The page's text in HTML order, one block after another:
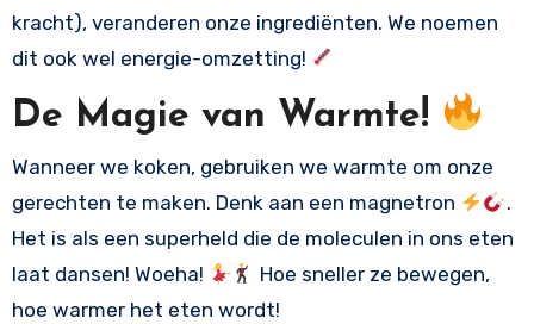
kracht), veranderen onze ingrediënten. We noemen
dit ook wel energie-omzetting!
De Magie van Warmte!
Wanneer we koken, gebruiken we warmte om onze
gerechten te maken. Denk aan een magnetron
.
Het is als een superheld die de moleculen in ons eten
laat dansen! Woeha!
Hoe sneller ze bewegen,
hoe warmer het eten wordt!